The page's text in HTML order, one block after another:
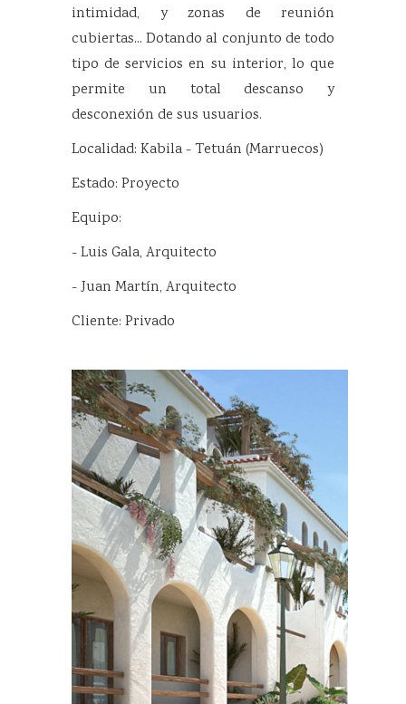
intimidad, y zonas de reunión
cubiertas... Dotando al conjunto de todo
tipo de servicios en su interior, lo que
permite un total descanso y
desconexión de sus usuarios.
Localidad: Kabila - Tetuán (Marruecos)
Estado: Proyecto
Equipo:
- Luis Gala, Arquitecto
- Juan Martín, Arquitecto
Cliente: Privado